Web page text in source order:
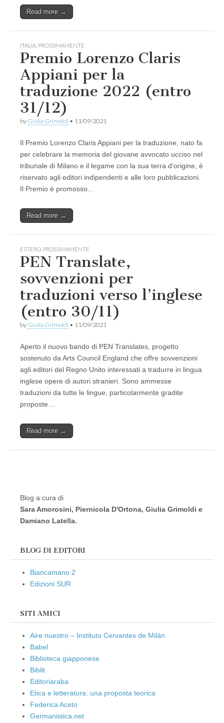
Read more →
ITALIA PROSSIMAMENTE
Premio Lorenzo Claris
Appiani per la
traduzione 2022 (entro
31/12)
by Giulia Grimoldi • 11/09/2021
Il Premio Lorenzo Claris Appiani per la traduzione, nato fa
per celebrare la memoria del giovane avvocato ucciso nel
tribunale di Milano e il legame con la sua terra d’origine, è
riservato agli editori indipendenti e alle loro pubblicazioni.
Il Premio è promosso…
Read more →
ESTERO PROSSIMAMENTE
PEN Translate,
sovvenzioni per
traduzioni verso l’inglese
(entro 30/11)
by Giulia Grimoldi • 11/09/2021
Aperto il nuovo bando di PEN Translates, progetto
sostenuto da Arts Council England che offre sovvenzioni
agli editori del Regno Unito interessati a tradurre in lingua
inglese opere di autori stranieri. Sono ammesse
traduzioni da tutte le lingue, particolarmente gradite
proposte…
Read more →
Blog a cura di
Sara Amorosini, Piernicola D'Ortona, Giulia Grimoldi e
Damiano Latella.
BLOG DI EDITORI
Biancamano 2
Edizioni SUR
SITI AMICI
Aire nuestro – Instituto Cervantes de Milán
Babel
Biblioteca giapponese
Biblit
Editoriaraba
Etica e letteratura: una proposta teorica
Federica Aceto
Germanistica.net